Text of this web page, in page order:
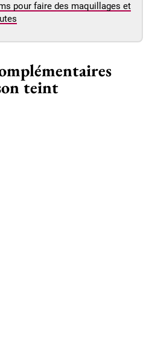
pour faire des maquillages et
teint